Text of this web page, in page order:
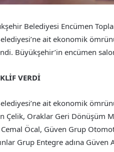
Belediyesi Encümen
ait ekonomik
Büyükşehir’in encümen
VERDİ
ait ekonomik
Çelik, Oraklar Geri Dönüşüm
Cemal Öcal, Güven Grup
Grup Entegre adına Güven